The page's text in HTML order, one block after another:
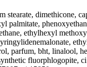
stearate, dimethicone,
palmitate,
ethylhexyl
parfum, bht, linalool,
fluorphlogopite,